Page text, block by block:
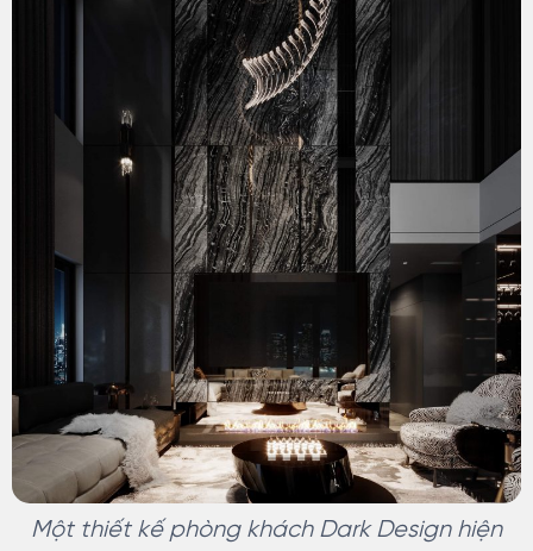
Một thiết kế phòng khách Dark Design hiện